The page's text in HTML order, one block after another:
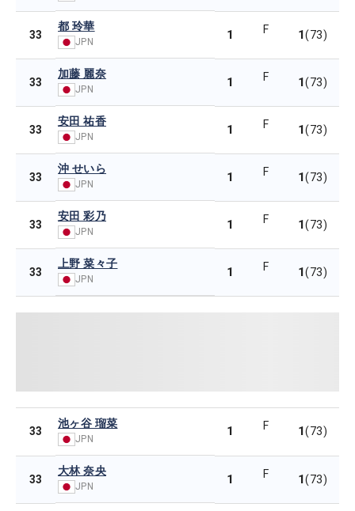
33
都 玲華
JPN 1 F 1(73)
33
加藤 麗奈
JPN 1 F 1(73)
33
安田 祐香
JPN 1 F 1(73)
33
沖 せいら
JPN 1 F 1(73)
33
安田 彩乃
JPN 1 F 1(73)
33
上野 菜々子
JPN 1 F 1(73)
33
池ヶ谷 瑠菜
JPN
1 F 1(73)
33
大林 奈央
JPN 1 F 1(73)